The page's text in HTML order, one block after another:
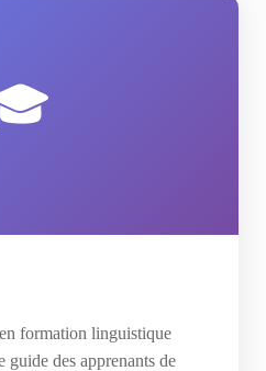
formation linguistique
guide des apprenants de